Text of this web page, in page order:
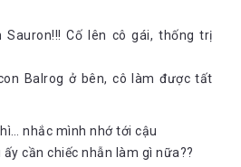
Sauron!!! Cố lên cô gái, thống trị
Balrog ở bên, cô làm được tất
nhắc mình nhớ tới cậu
cần chiếc nhẫn làm gì nữa??